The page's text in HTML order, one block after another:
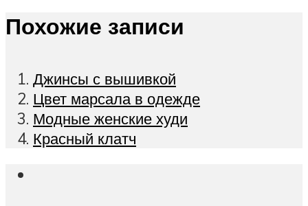
Похожие записи
Джинсы с вышивкой
Цвет марсала в одежде
Модные женские худи
Красный клатч